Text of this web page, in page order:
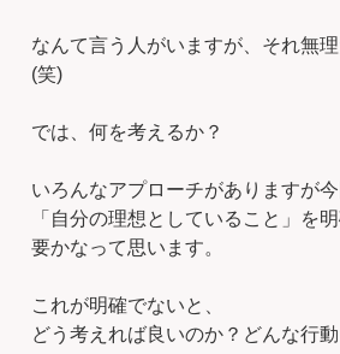
なんて言う人がいますが、それ無理
(笑)
では、何を考えるか？
いろんなアプローチがありますが今
「自分の理想としていること」を
要かなって思います。
これが明確でないと、
どう考えれば良いのか？どんな行